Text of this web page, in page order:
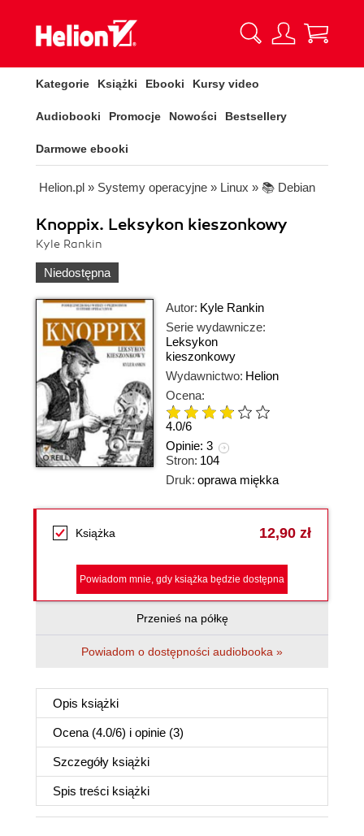
Kategorie Książki Ebooki Kursy video
Audiobooki Promocje Nowości Bestsellery
Darmowe ebooki
Helion.pl » Systemy operacyjne » Linux » 📚 Debian
Knoppix. Leksykon kieszonkowy
Kyle Rankin
Niedostępna
Autor: Kyle Rankin
Serie wydawnicze:
Leksykon
kieszonkowy
Wydawnictwo: Helion
Ocena:
4.0/6
Opinie: 3
Stron: 104
Druk: oprawa miękka
Książka 12,90 zł
Powiadom mnie, gdy książka będzie dostępna
Przenieś na półkę
Powiadom o dostępności audiobooka »
Opis książki
Ocena (4.0/6) i opinie (3)
Szczegóły książki
Spis treści książki